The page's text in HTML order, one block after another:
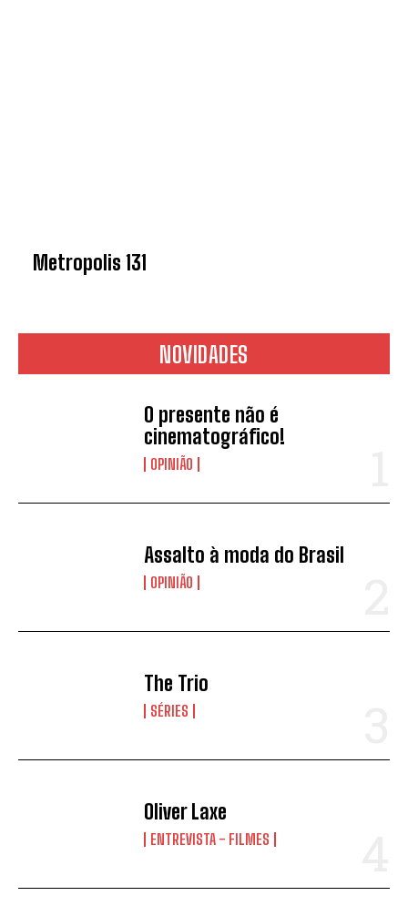
Metropolis 131
NOVIDADES
O presente não é
cinematográfico!
OPINIÃO
Assalto à moda do Brasil
OPINIÃO
The Trio
SÉRIES
Oliver Laxe
ENTREVISTA - FILMES